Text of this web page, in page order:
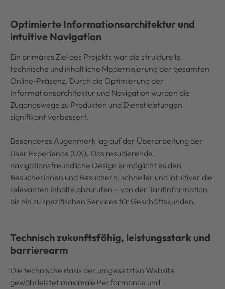
Optimierte Informationsarchitektur und
intuitive Navigation
Ein primäres Ziel des Projekts war die strukturelle,
technische und inhaltliche Modernisierung der gesamten
Online-Präsenz. Durch die Optimierung der
Informationsarchitektur und Navigation wurden die
Zugangswege zu Produkten und Dienstleistungen
signifikant verbessert.
Besonderes Augenmerk lag auf der Überarbeitung der
User Experience (UX). Das resultierende,
navigationsfreundliche Design ermöglicht es den
Besucherinnen und Besuchern, schneller und intuitiver die
relevanten Inhalte abzurufen – von der Tarifinformation
bis hin zu spezifischen Services für Geschäftskunden.
Technisch zukunftsfähig, leistungsstark und
barrierearm
Die technische Basis der umgesetzten Website
gewährleistet maximale Performance und